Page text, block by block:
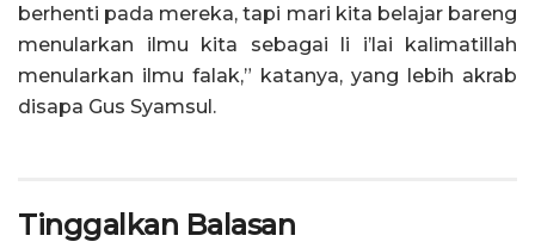
berhenti pada mereka, tapi mari kita belajar bareng
menularkan ilmu kita sebagai li i’lai kalimatillah
menularkan ilmu falak,” katanya, yang lebih akrab
disapa Gus Syamsul.
Tinggalkan Balasan